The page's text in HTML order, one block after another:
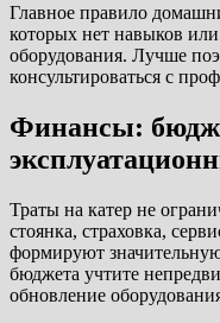
Главное правило
которых нет навыков
оборудования. Лучше
консультироваться с
Финансы:
Траты на катер не
стоянка, страховка,
формируют
бюджета учтите
обновление